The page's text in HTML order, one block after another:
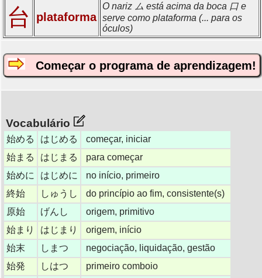
台 plataforma
O nariz ム está acima da boca 口 e
serve como plataforma (... para os
óculos)
Começar o programa de aprendizagem!
Vocabulário
始める はじめる
começar, iniciar
始まる
はじまる
para começar
始めに
はじめに
no início, primeiro
終始
しゅうし
do princípio ao fim, consistente(s)
原始
げんし
origem, primitivo
始まり
はじまり
origem, início
始末
しまつ
negociação, liquidação, gestão
始発
しはつ
primeiro comboio